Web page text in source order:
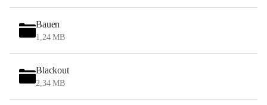
Bauen
1,24 MB
Blackout
2,34 MB